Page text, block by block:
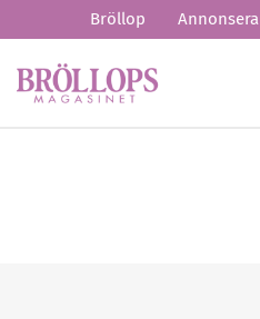
Bröllop Annonsera